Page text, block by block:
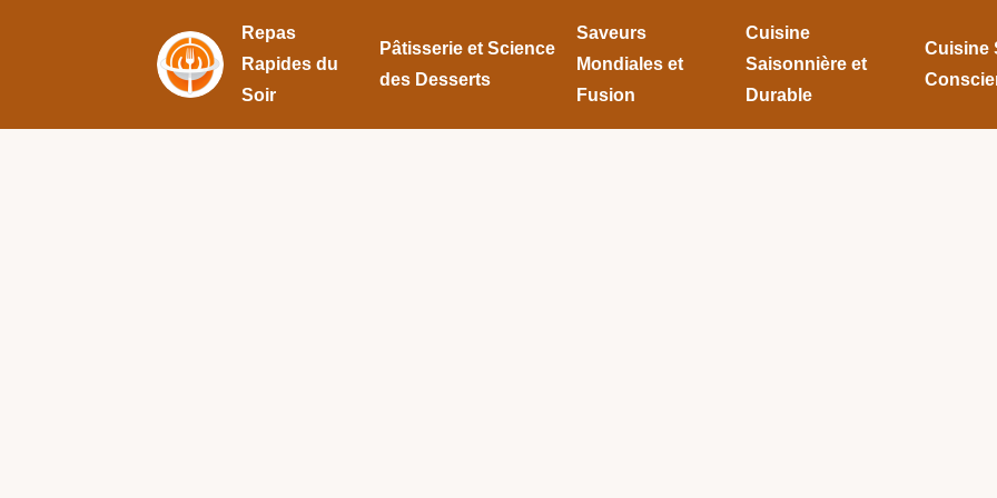
Repas
Rapides du
Soir
Pâtisserie et Science
des Desserts
Saveurs
Mondiales et
Fusion
Cuisine
Saisonnière et
Durable
Cuisine